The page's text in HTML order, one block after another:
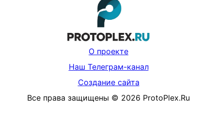
О проекте
Наш Телеграм-канал
Создание сайта
Все права защищены © 2026 ProtoPlex.Ru